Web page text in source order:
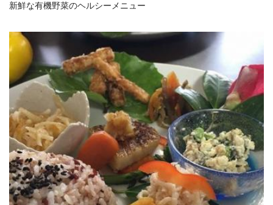
新鮮な有機野菜のヘルシーメニュー